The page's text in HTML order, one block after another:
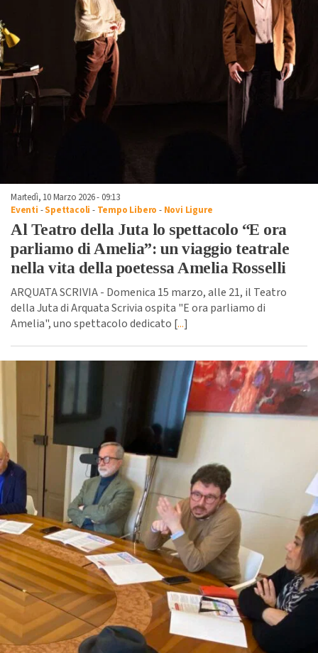
Martedì, 10 Marzo 2026 - 09:13
Eventi -Spettacoli - Tempo Libero - Novi Ligure
Al Teatro della Juta lo spettacolo “E ora
parliamo di Amelia”: un viaggio teatrale
nella vita della poetessa Amelia Rosselli
ARQUATA SCRIVIA - Domenica 15 marzo, alle 21, il Teatro
della Juta di Arquata Scrivia ospita "E ora parliamo di
Amelia", uno spettacolo dedicato [...]